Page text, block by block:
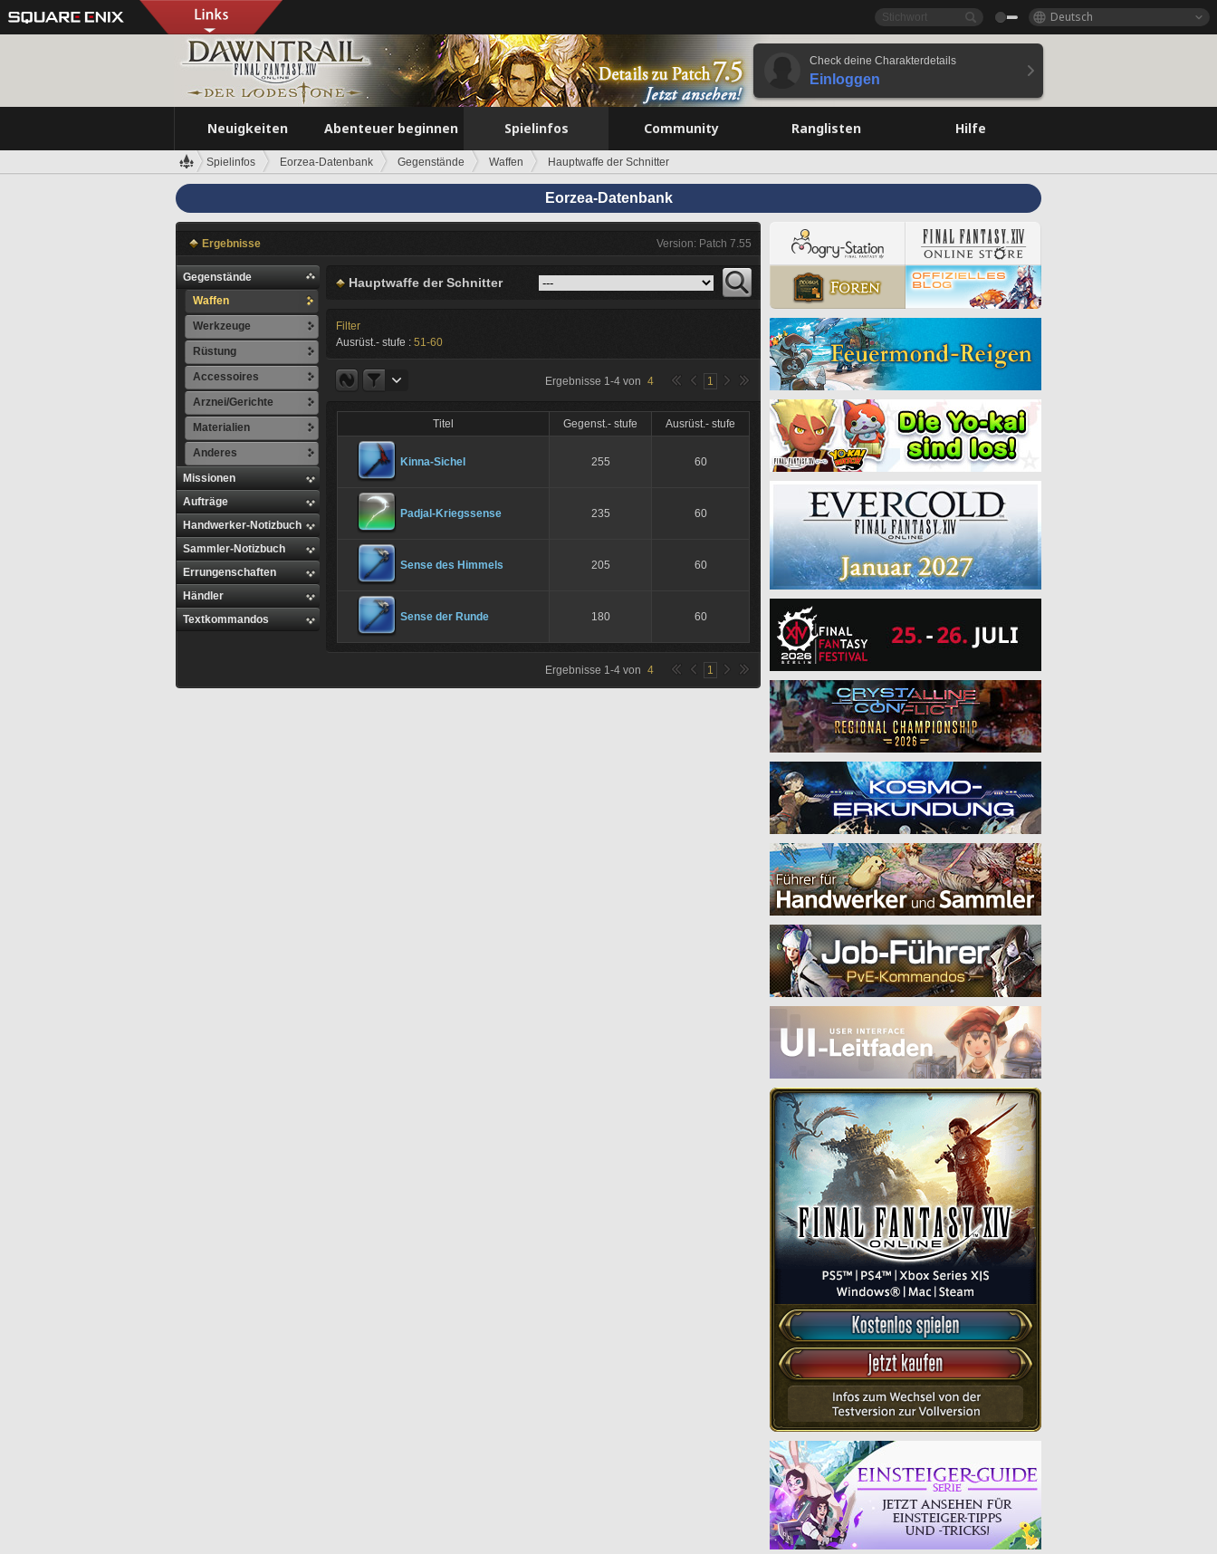
Deutsch
Check deine Charakterdetails
Einloggen
Neuigkeiten Abenteuer beginnen Spielinfos Community Ranglisten Hilfe
Spielinfos Eorzea-Datenbank Gegenstände Waffen Hauptwaffe der Schnitter
Eorzea-Datenbank
Ergebnisse Version: Patch 7.55
Gegenstände
Waffen
Werkzeuge
Rüstung
Accessoires
Arznei/Gerichte
Materialien
Anderes
Missionen
Aufträge
Handwerker-Notizbuch
Sammler-Notizbuch
Errungenschaften
Händler
Textkommandos
Hauptwaffe der Schnitter
Filter
Ausrüst.- stufe : 51-60
Ergebnisse 1-4 von 4 1
Titel Gegenst.- stufe Ausrüst.- stufe
Kinna-Sichel 255 60
Padjal-Kriegssense 235 60
Sense des Himmels 205 60
Sense der Runde 180 60
Ergebnisse 1-4 von 4 1